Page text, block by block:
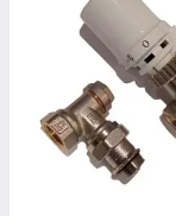
Спеціаліст
всі деталі